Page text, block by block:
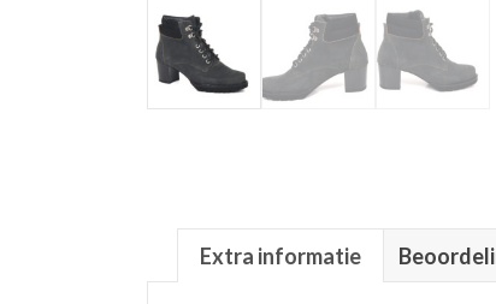
Extra informatie